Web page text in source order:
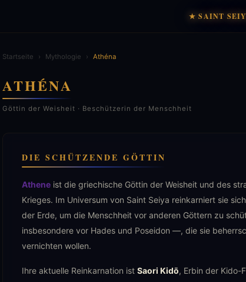
★ SAINT
Startseite › Mythologie › Athéna
ATHÉNA
Göttin der Weisheit · Beschützerin der Menschheit
DIE SCHÜTZENDE GÖTTIN
Athene ist die griechische Göttin der Weisheit und des
Krieges. Im Universum von Saint Seiya reinkarniert sie
der Erde, um die Menschheit vor anderen Göttern zu
insbesondere vor Hades und Poseidon —, die sie
vernichten wollen.
Ihre aktuelle Reinkarnation ist Saori Kidō, Erbin der Kido-